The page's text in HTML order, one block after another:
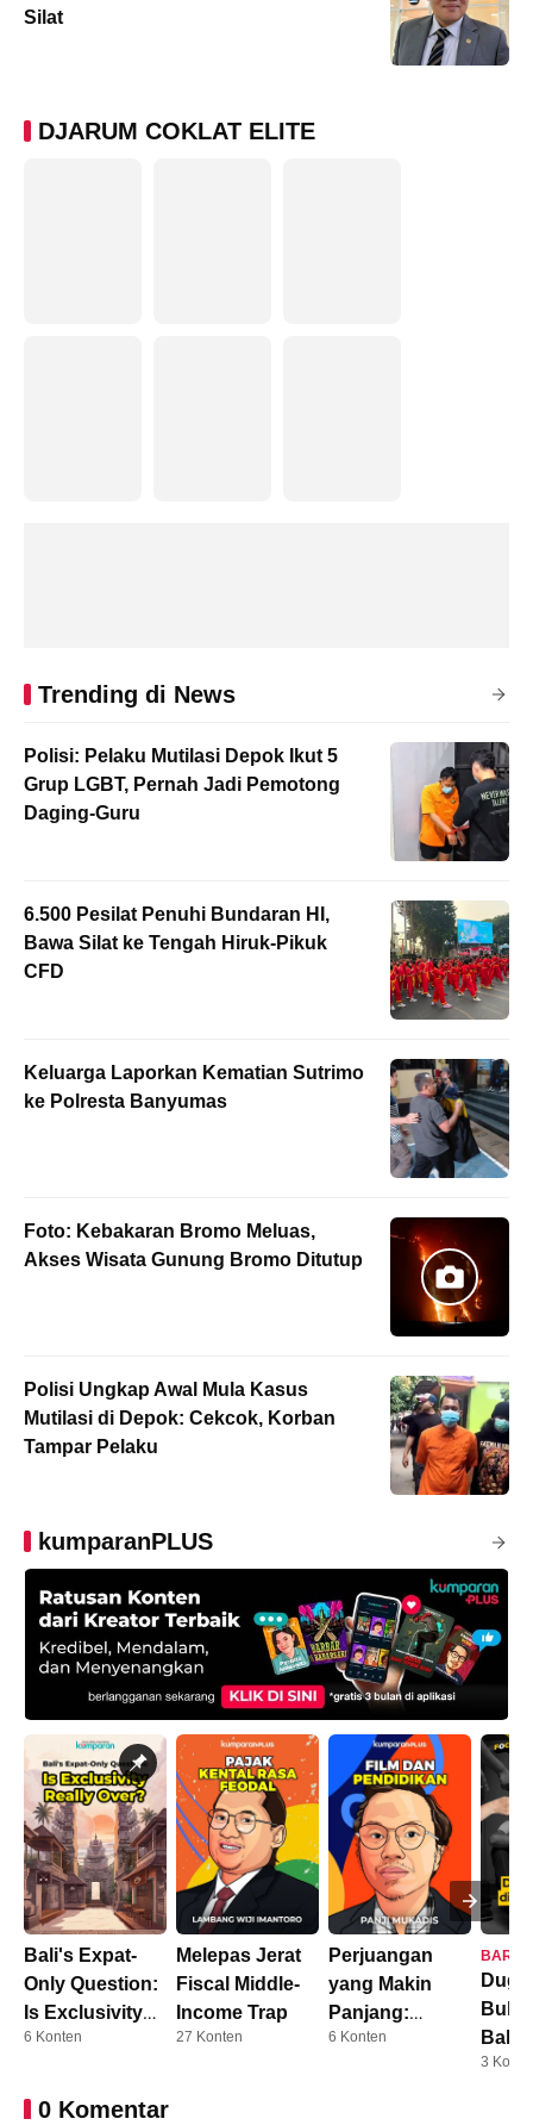
Silat
DJARUM COKLAT ELITE
Trending di News
Polisi: Pelaku Mutilasi Depok Ikut 5
Grup LGBT, Pernah Jadi Pemotong
Daging-Guru
6.500 Pesilat Penuhi Bundaran HI,
Bawa Silat ke Tengah Hiruk-Pikuk
CFD
Keluarga Laporkan Kematian Sutrimo
ke Polresta Banyumas
Foto: Kebakaran Bromo Meluas,
Akses Wisata Gunung Bromo Ditutup
Polisi Ungkap Awal Mula Kasus
Mutilasi di Depok: Cekcok, Korban
Tampar Pelaku
kumparanPLUS
Bali's Expat-
Only Question:
Is Exclusivity
Really Over?
6 Konten
Melepas Jerat
Fiscal Middle-
Income Trap
27 Konten
Perjuangan
yang Makin
Panjang:
Dosen Kini
6 Konten
BARU
Balik
AFF
3
0 Komentar